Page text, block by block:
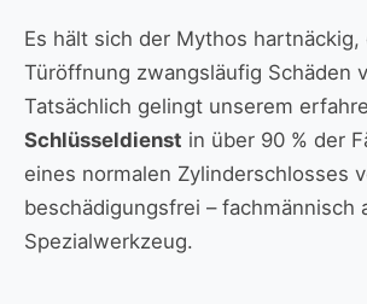
Es hält sich der Mythos hartnäckig,
Türöffnung zwangsläufig Schäden
Tatsächlich gelingt unserem
Schlüsseldienst in über 90 % der
eines normalen Zylinderschlosses
beschädigungsfrei – fachmännisch
Spezialwerkzeug.